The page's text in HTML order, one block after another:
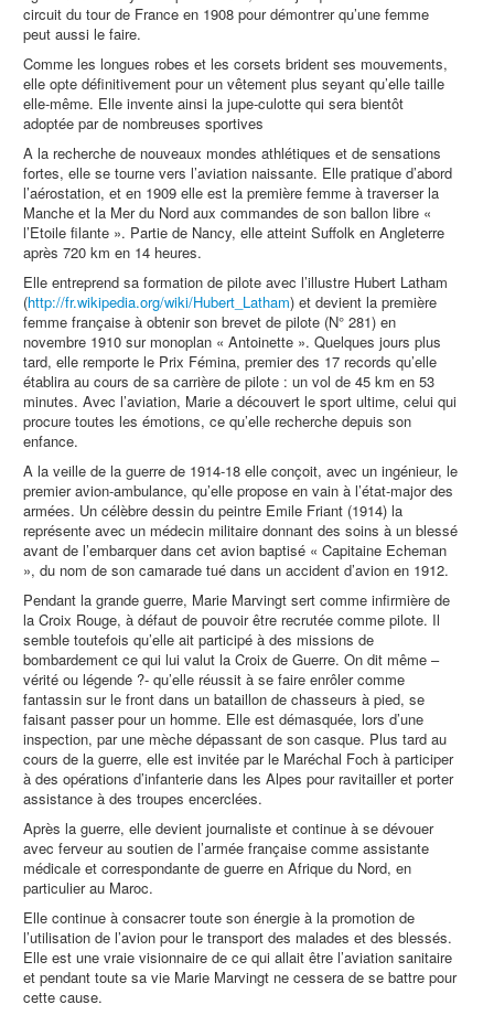
circuit du tour de France en 1908 pour démontrer qu’une femme
peut aussi le faire.
Comme les longues robes et les corsets brident ses mouvements,
elle opte définitivement pour un vêtement plus seyant qu’elle taille
elle-même. Elle invente ainsi la jupe-culotte qui sera bientôt
adoptée par de nombreuses sportives
A la recherche de nouveaux mondes athlétiques et de sensations
fortes, elle se tourne vers l’aviation naissante. Elle pratique d’abord
l’aérostation, et en 1909 elle est la première femme à traverser la
Manche et la Mer du Nord aux commandes de son ballon libre «
l’Etoile filante ». Partie de Nancy, elle atteint Suffolk en Angleterre
après 720 km en 14 heures.
Elle entreprend sa formation de pilote avec l’illustre Hubert Latham
(http://fr.wikipedia.org/wiki/Hubert_Latham) et devient la première
femme française à obtenir son brevet de pilote (N° 281) en
novembre 1910 sur monoplan « Antoinette ». Quelques jours plus
tard, elle remporte le Prix Fémina, premier des 17 records qu’elle
établira au cours de sa carrière de pilote : un vol de 45 km en 53
minutes. Avec l’aviation, Marie a découvert le sport ultime, celui qui
procure toutes les émotions, ce qu’elle recherche depuis son
enfance.
A la veille de la guerre de 1914-18 elle conçoit, avec un ingénieur, le
premier avion-ambulance, qu’elle propose en vain à l’état-major des
armées. Un célèbre dessin du peintre Emile Friant (1914) la
représente avec un médecin militaire donnant des soins à un blessé
avant de l’embarquer dans cet avion baptisé « Capitaine Echeman
», du nom de son camarade tué dans un accident d’avion en 1912.
Pendant la grande guerre, Marie Marvingt sert comme infirmière de
la Croix Rouge, à défaut de pouvoir être recrutée comme pilote. Il
semble toutefois qu’elle ait participé à des missions de
bombardement ce qui lui valut la Croix de Guerre. On dit même –
vérité ou légende ?- qu’elle réussit à se faire enrôler comme
fantassin sur le front dans un bataillon de chasseurs à pied, se
faisant passer pour un homme. Elle est démasquée, lors d’une
inspection, par une mèche dépassant de son casque. Plus tard au
cours de la guerre, elle est invitée par le Maréchal Foch à participer
à des opérations d’infanterie dans les Alpes pour ravitailler et porter
assistance à des troupes encerclées.
Après la guerre, elle devient journaliste et continue à se dévouer
avec ferveur au soutien de l’armée française comme assistante
médicale et correspondante de guerre en Afrique du Nord, en
particulier au Maroc.
Elle continue à consacrer toute son énergie à la promotion de
l’utilisation de l’avion pour le transport des malades et des blessés.
Elle est une vraie visionnaire de ce qui allait être l’aviation sanitaire
et pendant toute sa vie Marie Marvingt ne cessera de se battre pour
cette cause.